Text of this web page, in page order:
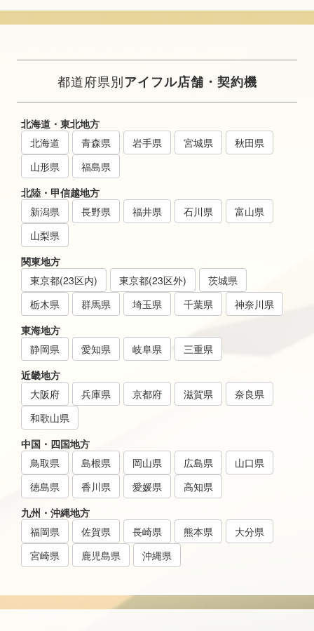
都道府県別アイフル店舗・契約機
北海道・東北地方
北海道
青森県 岩手県 宮城県
秋田県
山形県
福島県
北陸・甲信越地方
新潟県
長野県 福井県 石川県
富山県
山梨県
関東地方
東京都(23区内)
東京都(23区外)
茨城県
栃木県
群馬県 埼玉県 千葉県
神奈川県
東海地方
静岡県
愛知県 岐阜県
三重県
近畿地方
大阪府
兵庫県 京都府 滋賀県
奈良県
和歌山県
中国・四国地方
鳥取県
島根県 岡山県 広島県
山口県
徳島県
香川県 愛媛県
高知県
九州・沖縄地方
福岡県
佐賀県 長崎県 熊本県
大分県
宮崎県
鹿児島県 沖縄県